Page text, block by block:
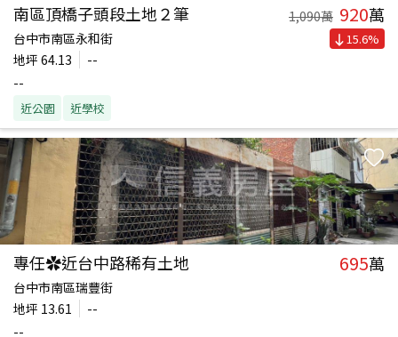
南區頂橋子頭段土地２筆 1,090萬 920萬
台中市南區永和街
地坪 64.13
--
--
近公園 近學校
15.6%
專任✿近台中路稀有土地 695萬
台中市南區瑞豐街
地坪 13.61
--
--